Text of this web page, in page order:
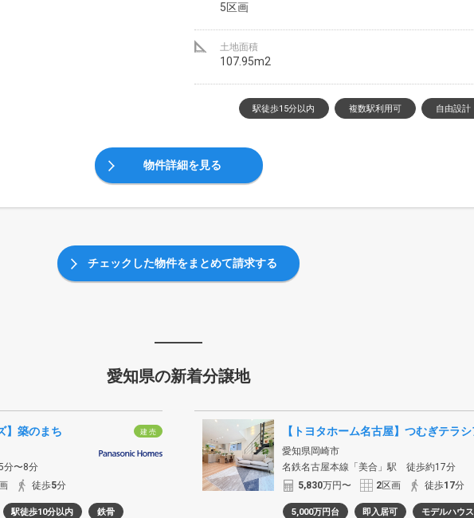
5区画
土地面積
107.95m2
駅徒歩15分以内 複数駅利用可 自由設計
物件詳細を見る
チェックした物件をまとめて請求する
愛知県の新着分譲地
建 売
】築のまち
分〜8分
徒歩5分
駅徒歩10分以内 鉄骨
愛知県岡崎市
名鉄名古屋本線「美合」駅 徒歩約17分
5,830万円〜 2区画 徒歩17分
5,000万円台 即入居可 モデルハウス